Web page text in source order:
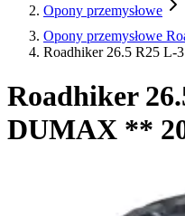
Opony przemysłowe
Opony przemysłowe
Roadhiker 26.5 R25
Roadhiker
DUMAX **